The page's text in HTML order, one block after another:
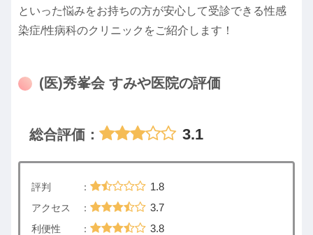
といった悩みをお持ちの方が安心して受診できる性感
染症/性病科のクリニックをご紹介します！
(医)秀峯会 すみや医院の評価
総合評価： 3.1
評判 ： 1.8
アクセス ： 3.7
利便性 ： 3.8